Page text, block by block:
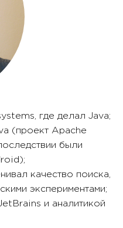
где делал Java;
(проект Apache
были
качество поиска,
экспериментами;
и аналитикой